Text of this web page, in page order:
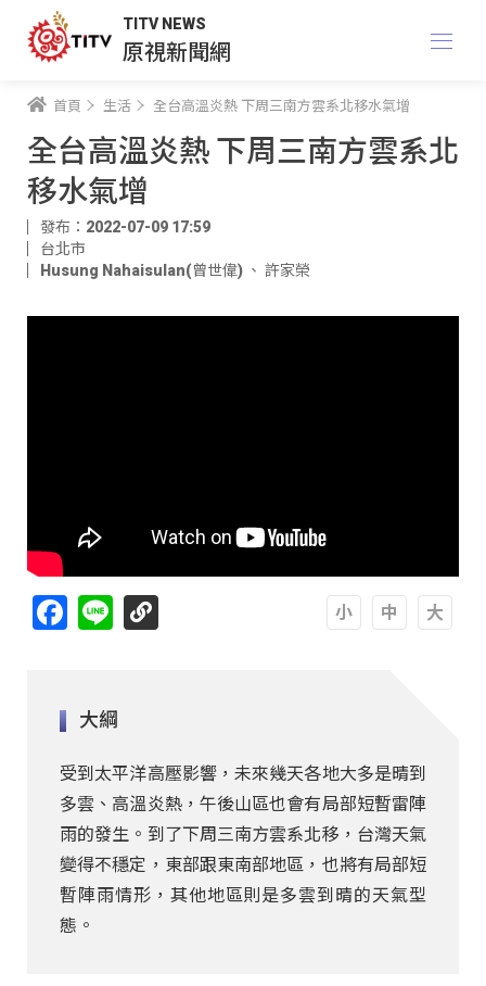
TITV NEWS
原視新聞網
首頁 生活 全台高溫炎熱 下周三南方雲系北移水氣增
全台高溫炎熱 下周三南方雲系北
移水氣增
發布：2022-07-09 17:59
台北市
Husung Nahaisulan(曾世偉) 、 許家榮
Facebook
Line
大綱
受到太平洋高壓影響，未來幾天各地大多是晴到
多雲、高溫炎熱，午後山區也會有局部短暫雷陣
雨的發生。到了下周三南方雲系北移，台灣天氣
變得不穩定，東部跟東南部地區，也將有局部短
暫陣雨情形，其他地區則是多雲到晴的天氣型
態。